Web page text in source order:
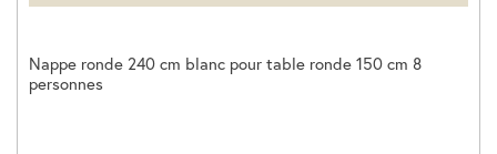
Nappe ronde 240 cm blanc pour table ronde 150 cm 8
personnes